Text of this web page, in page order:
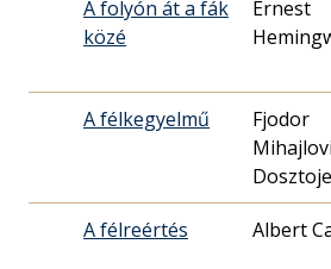
A folyón át a fák
közé
Ernest
A félkegyelmű
Fjodor
A félreértés Albert